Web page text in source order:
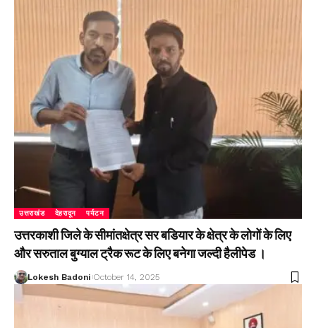
उत्तराखंड देहरादून पर्यटन
उत्तरकाशी जिले के सीमांतक्षेत्र सर बडियार के क्षेत्र के लोगों के लिए
और सरुताल बुग्याल ट्रैक रूट के लिए बनेगा जल्दी हैलीपेड ।
Lokesh Badoni October 14, 2025